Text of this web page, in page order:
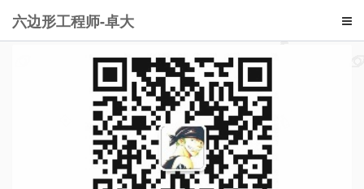
六边形工程师-卓大